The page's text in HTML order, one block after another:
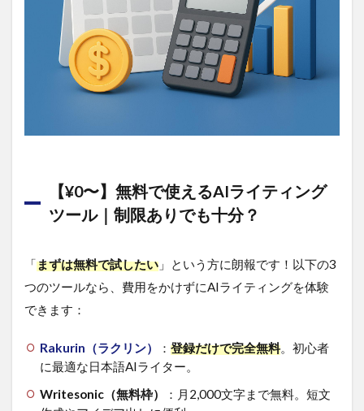
お得
｜月
額 vs
年額
の価
格差
キャ
ーン
だけ
の特
格
で選
ぶ！
目的
【¥0〜】無料で使えるAIライティング
ツール｜制限ありでも十分？
「まずは無料で試したい 」という方に朗報です！以下の3
つのツールなら、費用をかけずにAIライティングを体験
できます：
Rakurin（ラクリン） ： 登録だけで完全無料。初心者
に最適な日本語AIライター。
Writesonic（無料枠）
：月2,000文字まで無料。短文